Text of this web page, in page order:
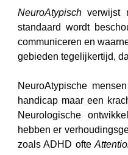
NeuroAtypisch verwijst
standaard wordt
communiceren en
gebieden tegelijkertijd,
NeuroAtypische
handicap maar een
Neurologische
hebben er
zoals ADHD ofte